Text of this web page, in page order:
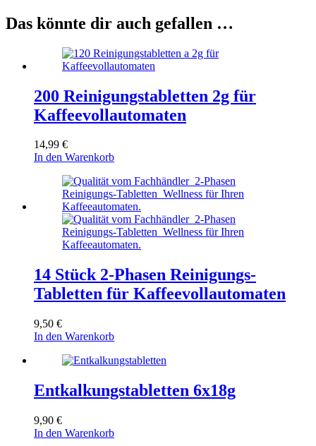
Das könnte dir auch gefallen …
200 Reinigungstabletten 2g für
Kaffeevollautomaten
14,99 €
In den Warenkorb
14 Stück 2-Phasen Reinigungs-
Tabletten für Kaffeevollautomaten
9,50 €
In den Warenkorb
Entkalkungstabletten 6x18g
9,90 €
In den Warenkorb